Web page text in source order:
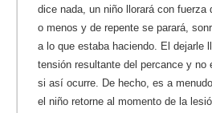
dice nada, un niño llorará con fuerza
o menos y de repente se parará,
a lo que estaba haciendo. El dejarle
tensión resultante del percance y no
si así ocurre. De hecho, es a
el niño retorne al momento de la